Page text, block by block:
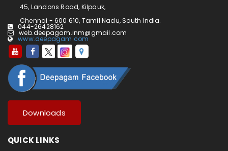
45, Landons Road, Kilpauk,
Chennai - 600 610, Tamil Nadu, South India.
044-26428162
web.deepagam.inm@gmail.com
www.deepagam.com
Downloads
QUICK LINKS